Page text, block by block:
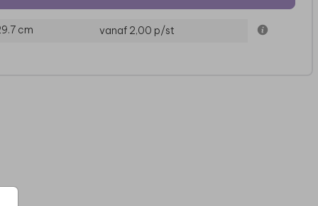
cm vanaf 2,00 p/st